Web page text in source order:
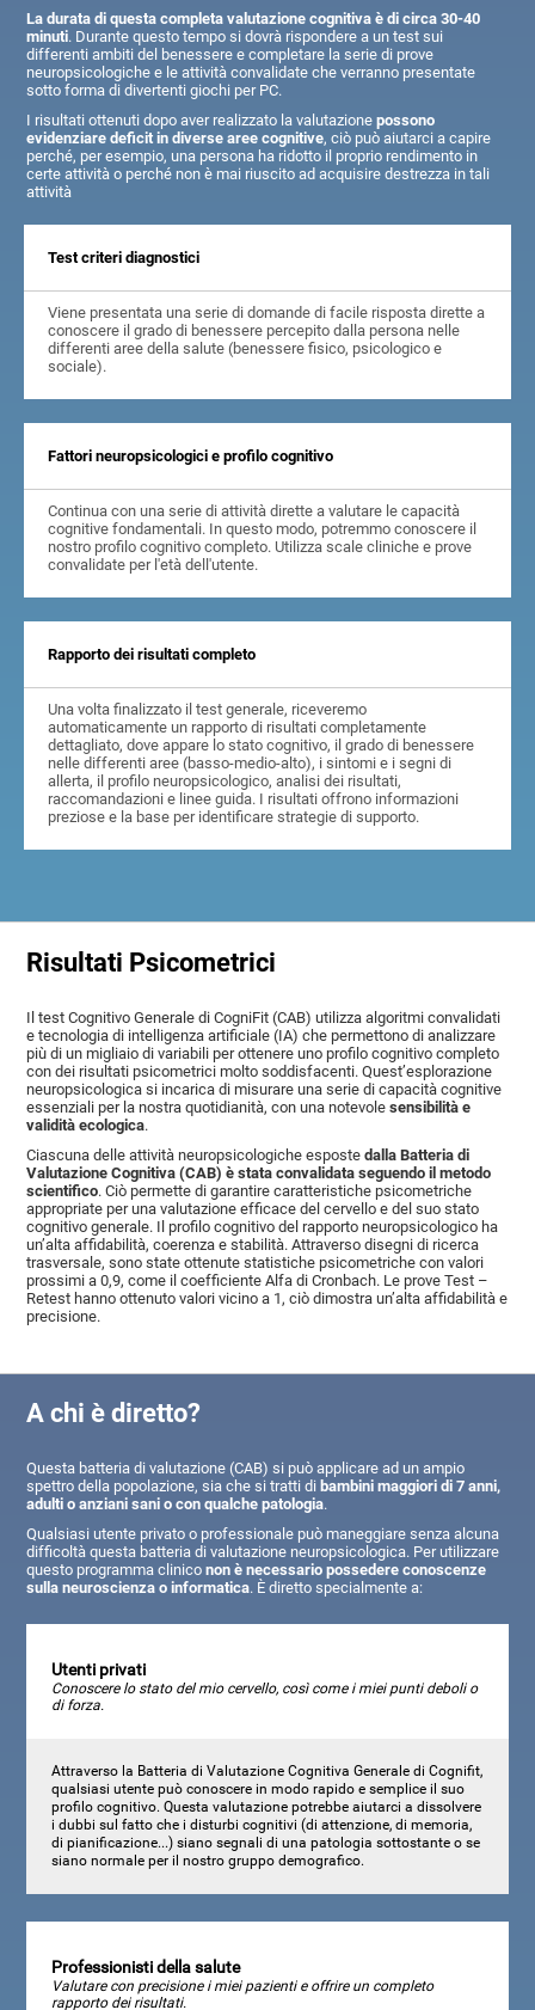
La durata di questa completa valutazione cognitiva è di circa 30-40
minuti. Durante questo tempo si dovrà rispondere a un test sui
differenti ambiti del benessere e completare la serie di prove
neuropsicologiche e le attività convalidate che verranno presentate
sotto forma di divertenti giochi per PC.
I risultati ottenuti dopo aver realizzato la valutazionepossono
evidenziare deficit in diverse aree cognitive, ciò può aiutarci a capire
perché, per esempio, una persona ha ridotto il proprio rendimento in
certe attività o perché non è mai riuscito ad acquisire destrezza in tali
attività
Test criteri diagnostici
Viene presentata una serie di domande di facile risposta dirette a
conoscere il grado di benessere percepito dalla persona nelle
differenti aree della salute (benessere fisico, psicologico e
sociale).
Fattori neuropsicologici e profilo cognitivo
Continua con una serie di attività dirette a valutare le capacità
cognitive fondamentali. In questo modo, potremmo conoscere il
nostro profilo cognitivo completo. Utilizza scale cliniche e prove
convalidate per l'età dell'utente.
Rapporto dei risultati completo
Una volta finalizzato il test generale, riceveremo
automaticamente un rapporto di risultati completamente
dettagliato, dove appare lo stato cognitivo, il grado di benessere
nelle differenti aree (basso-medio-alto), i sintomi e i segni di
allerta, il profilo neuropsicologico, analisi dei risultati,
raccomandazioni e linee guida. I risultati offrono informazioni
preziose e la base per identificare strategie di supporto.
Risultati Psicometrici
Il test Cognitivo Generale di CogniFit (CAB) utilizza algoritmi convalidati
e tecnologia di intelligenza artificiale (IA) che permettono di analizzare
più di un migliaio di variabili per ottenere uno profilo cognitivo completo
con dei risultati psicometrici molto soddisfacenti. Quest’esplorazione
neuropsicologica si incarica di misurare una serie di capacità cognitive
essenziali per la nostra quotidianità, con una notevolesensibilità e
validità ecologica.
Ciascuna delle attività neuropsicologiche espostedalla Batteria di
Valutazione Cognitiva (CAB) è stata convalidata seguendo il metodo
scientifico. Ciò permette di garantire caratteristiche psicometriche
appropriate per una valutazione efficace del cervello e del suo stato
cognitivo generale. Il profilo cognitivo del rapporto neuropsicologico ha
un’alta affidabilità, coerenza e stabilità. Attraverso disegni di ricerca
trasversale, sono state ottenute statistiche psicometriche con valori
prossimi a 0,9, come il coefficiente Alfa di Cronbach. Le prove Test –
Retest hanno ottenuto valori vicino a 1, ciò dimostra un’alta affidabilità e
precisione.
A chi è diretto?
Questa batteria di valutazione (CAB) si può applicare ad un ampio
spettro della popolazione, sia che si tratti di bambini maggiori di 7 anni,
adulti o anziani sani o con qualche patologia.
Qualsiasi utente privato o professionale può maneggiare senza alcuna
difficoltà questa batteria di valutazione neuropsicologica. Per utilizzare
questo programma cliniconon è necessario possedere conoscenze
sulla neuroscienza o informatica. È diretto specialmente a:
Utenti privati
Conoscere lo stato del mio cervello, così come i miei punti deboli o
di forza.
Attraverso la Batteria di Valutazione Cognitiva Generale di Cognifit,
qualsiasi utente può conoscere in modo rapido e semplice il suo
profilo cognitivo. Questa valutazione potrebbe aiutarci a dissolvere
i dubbi sul fatto che i disturbi cognitivi (di attenzione, di memoria,
di pianificazione...) siano segnali di una patologia sottostante o se
siano normale per il nostro gruppo demografico.
Professionisti della salute
Valutare con precisione i miei pazienti e offrire un completo
rapporto dei risultati.